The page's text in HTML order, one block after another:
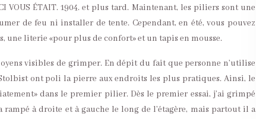
ÉTAIT. 1904. et plus tard. Maintenant, les piliers sont une
de feu ni installer de tente. Cependant, en été, vous pouvez
une literie «pour plus de confort» et un tapis en mousse.
visibles de grimper. En dépit du fait que personne n’utilise
ont poli la pierre aux endroits les plus pratiques. Ainsi, le
dans le premier pilier. Dès le premier essai, j’ai grimpé
à droite et à gauche le long de l’étagère, mais partout il a